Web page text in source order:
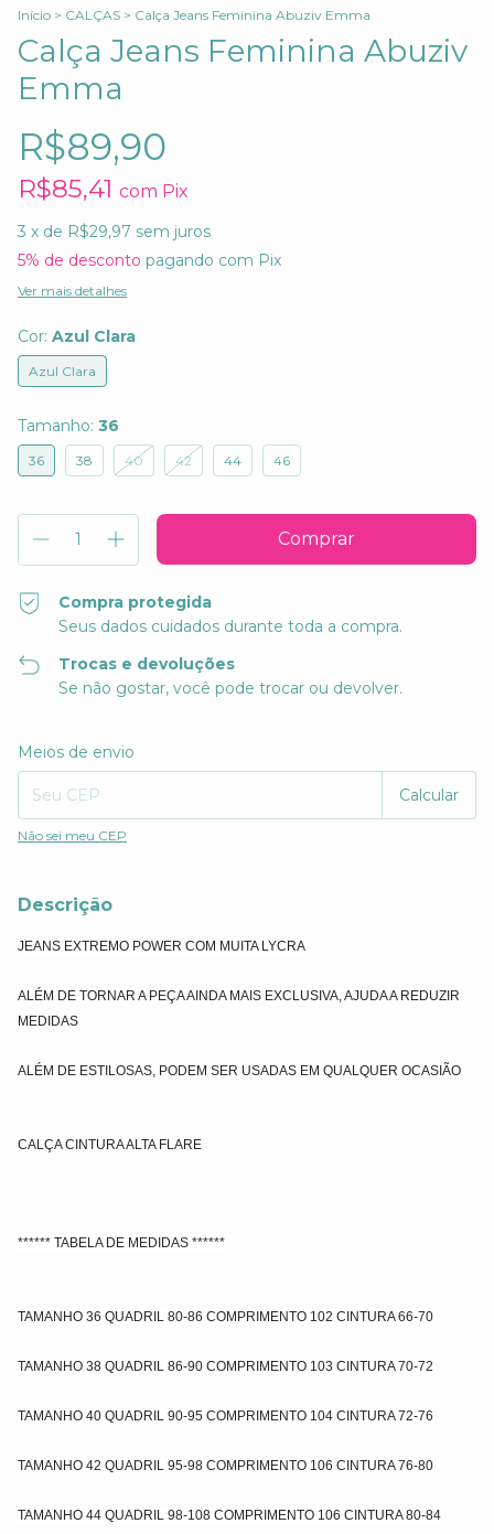
Início > CALÇAS > Calça Jeans Feminina Abuziv Emma
Calça Jeans Feminina Abuziv
Emma
R$89,90
R$85,41 com Pix
3 x de R$29,97 sem juros
5% de desconto pagando com Pix
Ver mais detalhes
Cor: Azul Clara
Azul Clara
Tamanho: 36
36 38 40 42 44 46
Compra protegida
Seus dados cuidados durante toda a compra.
Trocas e devoluções
Se não gostar, você pode trocar ou devolver.
Entregas para o CEP:
Meios de envio
Calcular
Não sei meu CEP
Descrição
JEANS EXTREMO POWER COM MUITA LYCRA
ALÉM DE TORNAR A PEÇA AINDA MAIS EXCLUSIVA, AJUDA A REDUZIR
MEDIDAS
ALÉM DE ESTILOSAS, PODEM SER USADAS EM QUALQUER OCASIÃO
CALÇA CINTURA ALTA FLARE
****** TABELA DE MEDIDAS ******
TAMANHO 36 QUADRIL 80-86 COMPRIMENTO 102 CINTURA 66-70
TAMANHO 38 QUADRIL 86-90 COMPRIMENTO 103 CINTURA 70-72
TAMANHO 40 QUADRIL 90-95 COMPRIMENTO 104 CINTURA 72-76
TAMANHO 42 QUADRIL 95-98 COMPRIMENTO 106 CINTURA 76-80
TAMANHO 44 QUADRIL 98-108 COMPRIMENTO 106 CINTURA 80-84